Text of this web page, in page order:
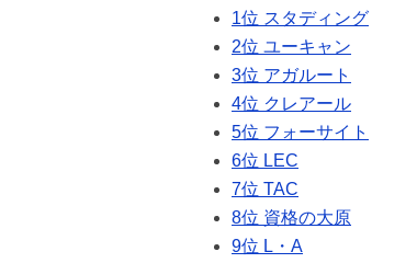
1位 スタディング
2位 ユーキャン
3位 アガルート
4位 クレアール
5位 フォーサイト
6位 LEC
7位 TAC
8位 資格の大原
9位 L・A